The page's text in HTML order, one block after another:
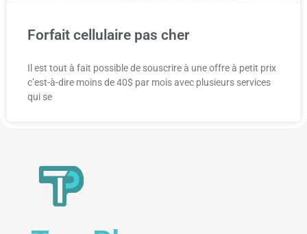
Forfait cellulaire pas cher
Il est tout à fait possible de souscrire à une offre à petit prix
c’est-à-dire moins de 40$ par mois avec plusieurs services
qui se